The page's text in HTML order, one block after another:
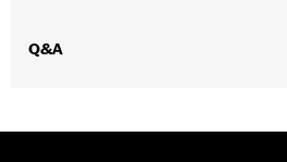
Contenuto della confezione:
Q&A